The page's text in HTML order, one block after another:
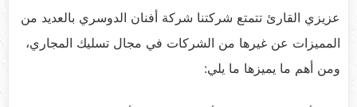
عزيزي القارئ تتمتع شركتنا شركة أفنان الدوسري بالعديد من
المميزات عن غيرها من الشركات في مجال تسليك المجاري،
ومن أهم ما يميزها ما يلي: